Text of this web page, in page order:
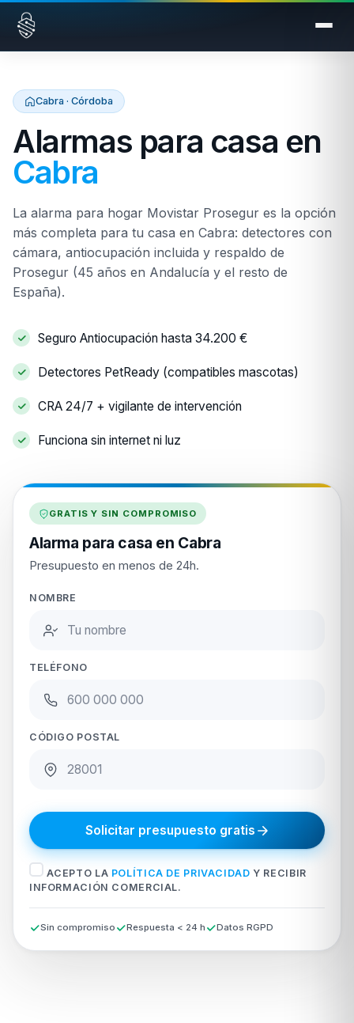
Saltar al contenido
Cabra · Córdoba
Alarmas para casa en
Cabra
La alarma para hogar Movistar Prosegur es la opción
más completa para tu casa en Cabra: detectores con
cámara, antiocupación incluida y respaldo de
Prosegur (45 años en Andalucía y el resto de
España).
Seguro Antiocupación hasta 34.200 €
Detectores PetReady (compatibles mascotas)
CRA 24/7 + vigilante de intervención
Funciona sin internet ni luz
GRATIS Y SIN COMPROMISO
Alarma para casa en Cabra
Presupuesto en menos de 24h.
NOMBRE
TELÉFONO
CÓDIGO POSTAL
Solicitar presupuesto gratis
ACEPTO LA POLÍTICA DE PRIVACIDAD Y RECIBIR
INFORMACIÓN COMERCIAL.
Sin compromiso Respuesta < 24 h Datos RGPD